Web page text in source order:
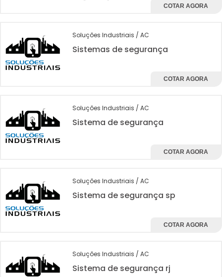
COTAR AGORA
Soluções Industriais / AC
Sistemas de segurança
COTAR AGORA
Soluções Industriais / AC
Sistema de segurança
COTAR AGORA
Soluções Industriais / AC
Sistema de segurança sp
COTAR AGORA
Soluções Industriais / AC
Sistema de segurança rj